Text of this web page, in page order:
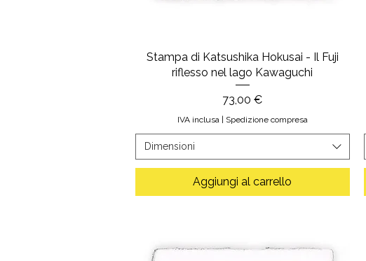
Stampa di Katsushika Hokusai - Il Fuji
riflesso nel lago Kawaguchi
Prezzo
73,00 €
IVA inclusa| Spedizione compresa
Dimensioni
Aggiungi al carrello